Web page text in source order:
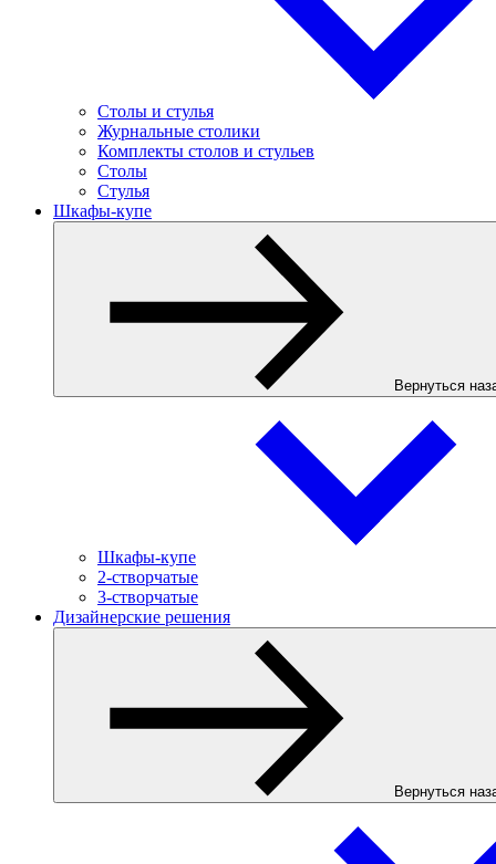
Столы и стулья
Журнальные столики
Комплекты столов и стульев
Столы
Стулья
Шкафы-купе
Вернуться
Шкафы-купе
2-створчатые
3-створчатые
Дизайнерские решения
Вернуться